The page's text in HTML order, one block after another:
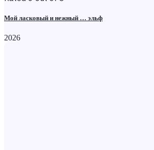
Мой ласковый и нежный … эльф
2026